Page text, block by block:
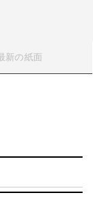
新の紙面